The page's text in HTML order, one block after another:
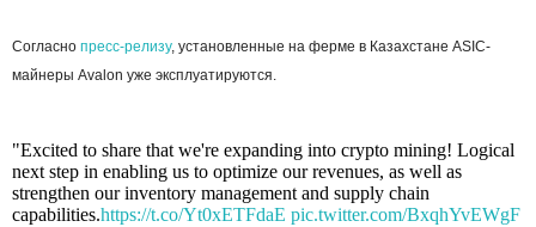
Согласно пресс-релизу, установленные на ферме в Казахстане ASIC-
майнеры Avalon уже эксплуатируются.
"Excited to share that we're expanding into crypto mining! Logical
next step in enabling us to optimize our revenues, as well as
strengthen our inventory management and supply chain
capabilities.https://t.co/Yt0xETFdaE pic.twitter.com/BxqhYvEWgF